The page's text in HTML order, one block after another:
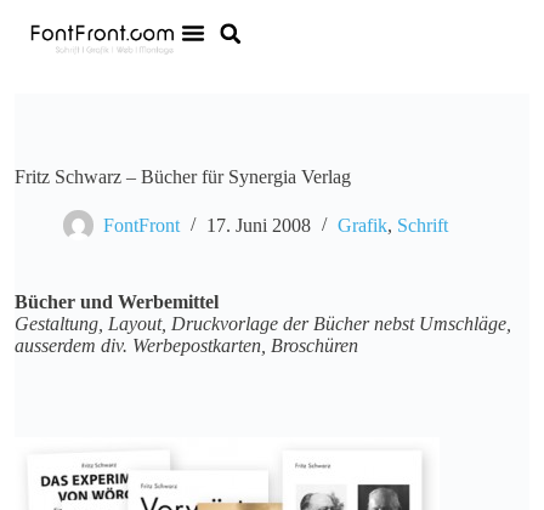
Fritz Schwarz – Bücher für Synergia Verlag
FontFront 17. Juni 2008 Grafik, Schrift
Bücher und Werbemittel
Gestaltung, Layout, Druckvorlage der Bücher nebst Umschläge,
ausserdem div. Werbepostkarten, Broschüren